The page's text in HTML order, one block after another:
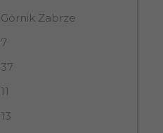
Górnik Zabrze
7
37
11
13